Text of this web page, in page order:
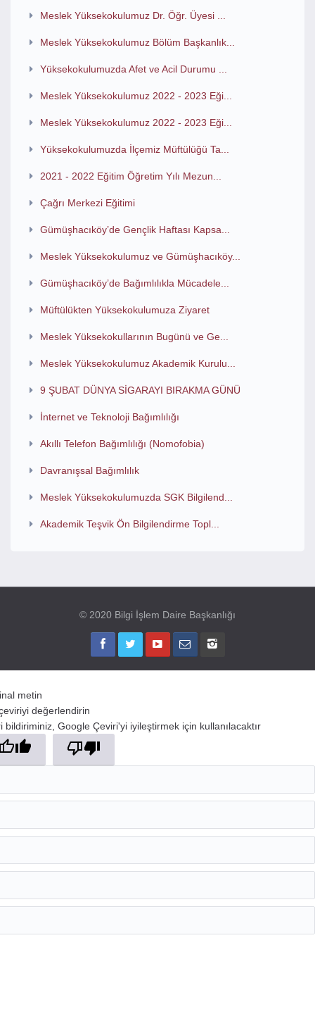
Meslek Yüksekokulumuz Dr. Öğr. Üyesi ...
Meslek Yüksekokulumuz Bölüm Başkanlık...
Yüksekokulumuzda Afet ve Acil Durumu ...
Meslek Yüksekokulumuz 2022 - 2023 Eği...
Meslek Yüksekokulumuz 2022 - 2023 Eği...
Yüksekokulumuzda İlçemiz Müftülüğü Ta...
2021 - 2022 Eğitim Öğretim Yılı Mezun...
Çağrı Merkezi Eğitimi
Gümüşhacıköy’de Gençlik Haftası Kapsa...
Meslek Yüksekokulumuz ve Gümüşhacıköy...
Gümüşhacıköy’de Bağımlılıkla Mücadele...
Müftülükten Yüksekokulumuza Ziyaret
Meslek Yüksekokullarının Bugünü ve Ge...
Meslek Yüksekokulumuz Akademik Kurulu...
9 ŞUBAT DÜNYA SİGARAYI BIRAKMA GÜNÜ
İnternet ve Teknoloji Bağımlılığı
Akıllı Telefon Bağımlılığı (Nomofobia)
Davranışsal Bağımlılık
Meslek Yüksekokulumuzda SGK Bilgilend...
Akademik Teşvik Ön Bilgilendirme Topl...
© 2020 Bilgi İşlem Daire Başkanlığı
metin
değerlendirin
bildiriminiz, Google Çeviri'yi iyileştirmek için kullanılacaktır